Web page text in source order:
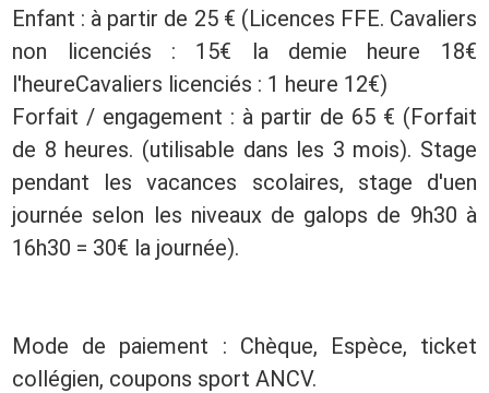
Enfant : à partir de 25 € (Licences FFE. Cavaliers
non licenciés : 15€ la demie heure 18€
l'heureCavaliers licenciés : 1 heure 12€)
Forfait / engagement : à partir de 65 € (Forfait
de 8 heures. (utilisable dans les 3 mois). Stage
pendant les vacances scolaires, stage d'uen
journée selon les niveaux de galops de 9h30 à
16h30 = 30€ la journée).
Mode de paiement : Chèque, Espèce, ticket
collégien, coupons sport ANCV.